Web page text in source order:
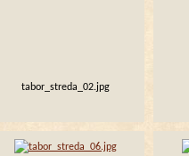
tabor_streda_02.jpg